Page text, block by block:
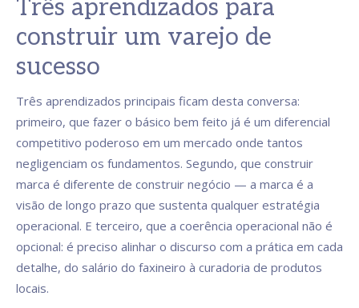
Três aprendizados para
construir um varejo de
sucesso
Três aprendizados principais ficam desta conversa:
primeiro, que fazer o básico bem feito já é um diferencial
competitivo poderoso em um mercado onde tantos
negligenciam os fundamentos. Segundo, que construir
marca é diferente de construir negócio — a marca é a
visão de longo prazo que sustenta qualquer estratégia
operacional. E terceiro, que a coerência operacional não é
opcional: é preciso alinhar o discurso com a prática em cada
detalhe, do salário do faxineiro à curadoria de produtos
locais.